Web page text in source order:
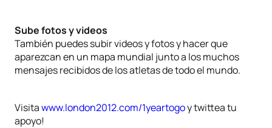
Sube fotos y videos
También puedes subir videos y fotos y hacer que
aparezcan en un mapa mundial junto a los muchos
mensajes recibidos de los atletas de todo el mundo.
Visitawww.london2012.com/1yeartogoy twittea tu
apoyo!